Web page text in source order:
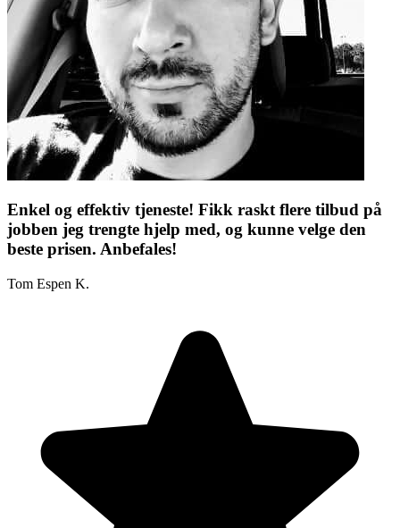
Enkel og effektiv tjeneste! Fikk raskt flere tilbud på
jobben jeg trengte hjelp med, og kunne velge den
beste prisen. Anbefales!
Tom Espen K.